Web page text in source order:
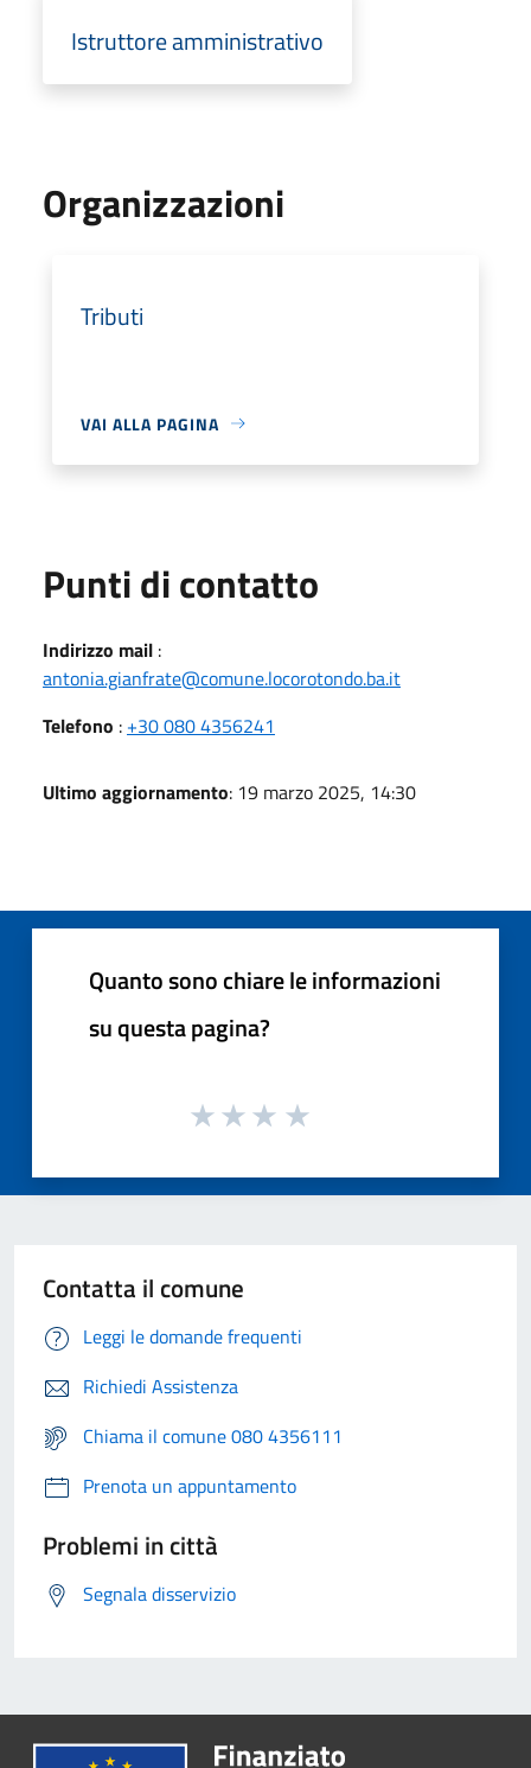
Istruttore amministrativo
Organizzazioni
Tributi
VAI ALLA PAGINA
Punti di contatto
Indirizzo mail :
antonia.gianfrate@comune.locorotondo.ba.it
Telefono : +30 080 4356241
Ultimo aggiornamento: 19 marzo 2025, 14:30
Quanto sono chiare le informazioni
su questa pagina?
Contatta il comune
Leggi le domande frequenti
Richiedi Assistenza
Chiama il comune 080 4356111
Prenota un appuntamento
Problemi in città
Segnala disservizio